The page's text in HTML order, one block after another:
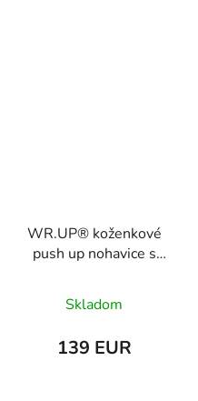
WR.UP® koženkové
push up nohavice s
WRUP1HC006V
Skladom
139 EUR